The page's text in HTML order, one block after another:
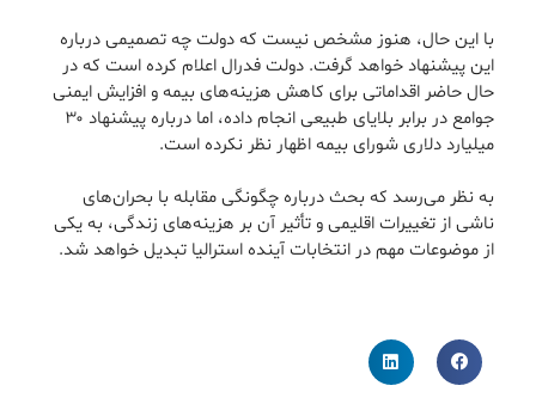
با این حال، هنوز مشخص نیست که دولت چه تصمیمی درباره
این پیشنهاد خواهد گرفت. دولت فدرال اعلام کرده است که در
حال حاضر اقداماتی برای کاهش هزینه‌های بیمه و افزایش ایمنی
جوامع در برابر بلایای طبیعی انجام داده، اما درباره پیشنهاد ۳۰
میلیارد دلاری شورای بیمه اظهار نظر نکرده است.
به نظر می‌رسد که بحث درباره چگونگی مقابله با بحران‌های
ناشی از تغییرات اقلیمی و تأثیر آن بر هزینه‌های زندگی، به یکی
از موضوعات مهم در انتخابات آینده استرالیا تبدیل خواهد شد.